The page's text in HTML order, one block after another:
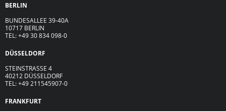
BERLIN
BUNDESALLEE 39-40A
10717 BERLIN
TEL: +49 30 834 098-0
DÜSSELDORF
STEINSTRASSE 4
40212 DÜSSELDORF
TEL: +49 211545907-0
FRANKFURT